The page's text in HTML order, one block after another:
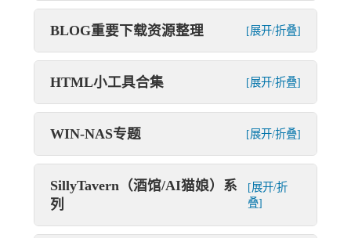
BLOG重要下载资源整理 [展开/折叠]
HTML小工具合集 [展开/折叠]
WIN-NAS专题 [展开/折叠]
SillyTavern（酒馆/AI猫娘）系
列
[展开/折
叠]